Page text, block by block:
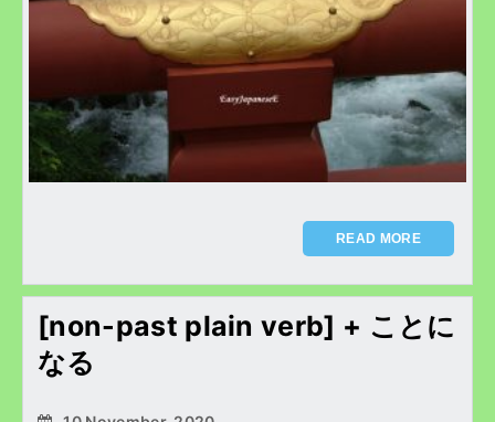
READ MORE
[non-past plain verb] + ことに
なる